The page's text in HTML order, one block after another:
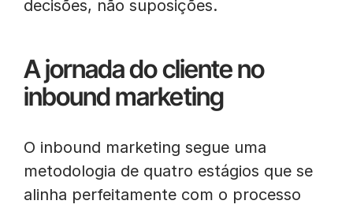
decisões, não suposições.
A jornada do cliente no
inbound marketing
O inbound marketing segue uma
metodologia de quatro estágios que se
alinha perfeitamente com o processo